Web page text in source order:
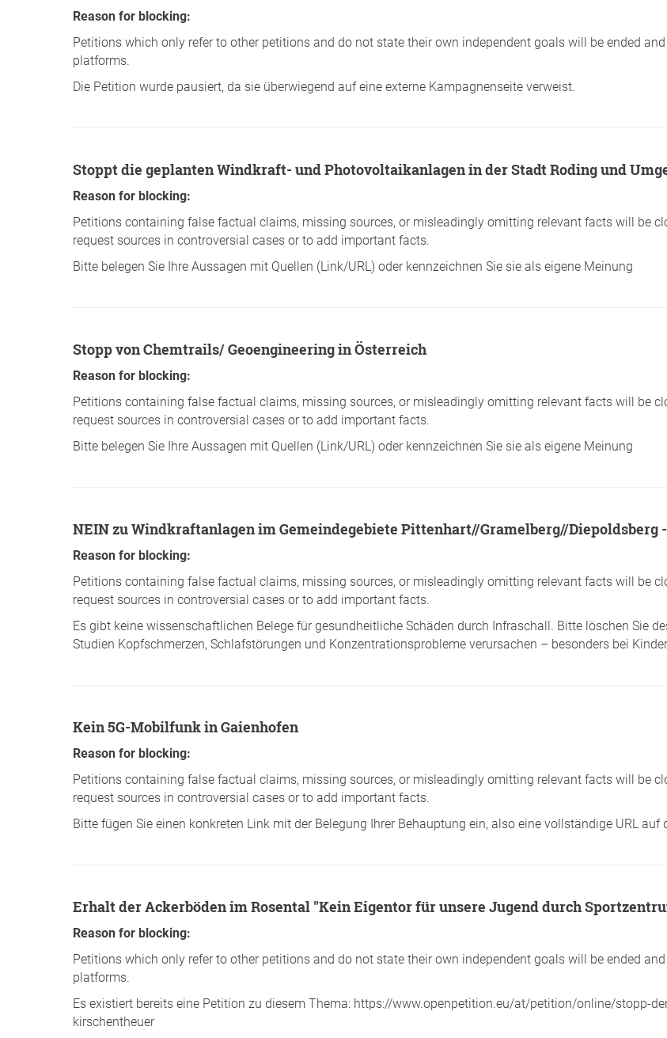
Reason for blocking:
Petitions which only refer to other petitions and do not state their own independent goals will be ended
platforms.
Die Petition wurde pausiert, da sie überwiegend auf eine externe Kampagnenseite verweist.
Stoppt die geplanten Windkraft- und Photovoltaikanlagen in der Stadt Roding und
Reason for blocking:
Petitions containing false factual claims, missing sources, or misleadingly omitting relevant facts will be
request sources in controversial cases or to add important facts.
Bitte belegen Sie Ihre Aussagen mit Quellen (Link/URL) oder kennzeichnen Sie sie als eigene Meinung
Stopp von Chemtrails/ Geoengineering in Österreich
Reason for blocking:
Petitions containing false factual claims, missing sources, or misleadingly omitting relevant facts will be
request sources in controversial cases or to add important facts.
Bitte belegen Sie Ihre Aussagen mit Quellen (Link/URL) oder kennzeichnen Sie sie als eigene Meinung
NEIN zu Windkraftanlagen im Gemeindegebiete Pittenhart//Gramelberg//Diepoldsberg -
Reason for blocking:
Petitions containing false factual claims, missing sources, or misleadingly omitting relevant facts will be
request sources in controversial cases or to add important facts.
Es gibt keine wissenschaftlichen Belege für gesundheitliche Schäden durch Infraschall. Bitte löschen Sie
Studien Kopfschmerzen, Schlafstörungen und Konzentrationsprobleme verursachen – besonders bei
Kein 5G-Mobilfunk in Gaienhofen
Reason for blocking:
Petitions containing false factual claims, missing sources, or misleadingly omitting relevant facts will be
request sources in controversial cases or to add important facts.
Bitte fügen Sie einen konkreten Link mit der Belegung Ihrer Behauptung ein, also eine vollständige URL auf
Erhalt der Ackerböden im Rosental "Kein Eigentor für unsere Jugend durch
Reason for blocking:
Petitions which only refer to other petitions and do not state their own independent goals will be ended
platforms.
Es existiert bereits eine Petition zu diesem Thema: https://www.openpetition.eu/at/petition/online/stopp-
kirschentheuer